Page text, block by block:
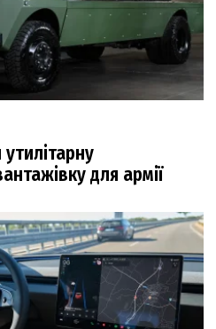
для армії